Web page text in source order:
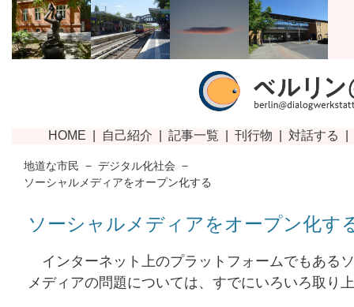
地道な市民 − デジタル化社会 −
ソーシャルメディアをオープン化する
ソーシャルメディアをオープン化す
インターネット上のプラットフォームでもある
メディアの問題については、すでにいろいろ取り